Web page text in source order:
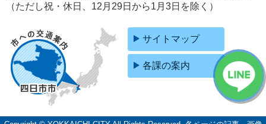
（ただし祝・休日、12月29日から1月3日を除く）
サイトマップ
各課の案内